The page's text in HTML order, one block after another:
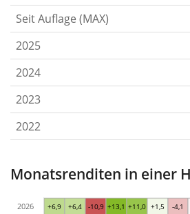
Seit Auflage (MAX)
2025
2024
2023
2022
Monatsrenditen in einer
+6,9 +6,4 -10,9 +13,1 +11,0 +1,5 -4,1
2026